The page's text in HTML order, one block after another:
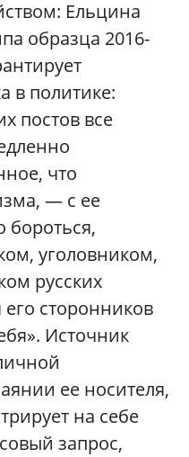
Ельцина
образца 2016-
в политике:
постов все
что
— с ее
бороться,
уголовником,
русских
сторонников
Источник
ее носителя,
на себе
запрос,